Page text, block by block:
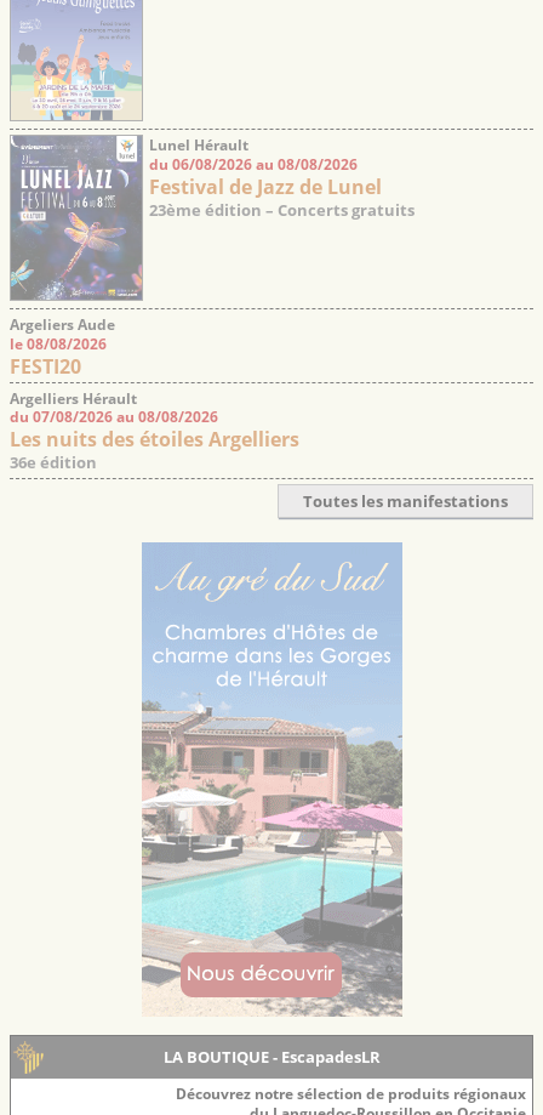
Lunel Hérault
du 06/08/2026 au 08/08/2026
Festival de Jazz de Lunel
23ème édition – Concerts gratuits
Argeliers Aude
le 08/08/2026
FESTI20
Argelliers Hérault
du 07/08/2026 au 08/08/2026
Les nuits des étoiles Argelliers
36e édition
Toutes les manifestations
LA BOUTIQUE - EscapadesLR
Découvrez notre sélection de produits régionaux